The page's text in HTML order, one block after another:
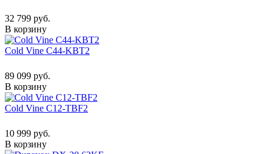
32 799 руб.
В корзину
Cold Vine C44-KBT2
89 099 руб.
В корзину
Cold Vine C12-TBF2
10 999 руб.
В корзину